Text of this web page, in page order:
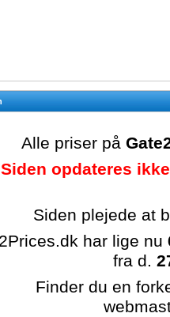
Alle priser på
opdateres
Siden plejede at
har lige nu
fra d.
Finder du en